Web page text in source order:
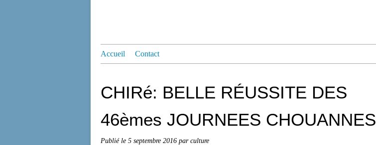
Accueil Contact
CHIRé: BELLE RÉUSSITE DES
46èmes JOURNEES CHOUANNES
Publié le 5 septembre 2016 par culture